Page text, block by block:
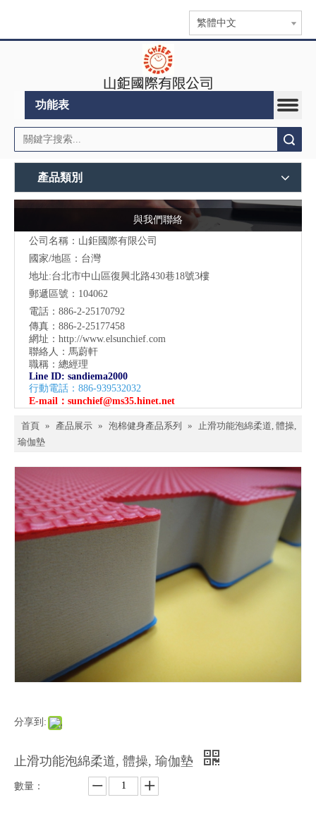
繁體中文
功能表
產品類別
與我們聯絡
公司名稱：山鉅國際有限公司
國家/地區：台灣
地址:台北市中山區復興北路430巷18號3樓
郵遞區號：104062
電話：886-2-25170792
傳真：886-2-25177458
網址： http://www.elsunchief.com
聯絡人：馬蔚軒
職稱：總經理
Line ID: sandiema2000
行動電話：886-939532032
E-mail： sunchief@ms35.hinet.net
首頁 » 產品展示 » 泡棉健身產品系列 »
止滑功能泡綿柔道, 體操,
瑜伽墊
分享到:
止滑功能泡綿柔道, 體操, 瑜伽墊
數量：